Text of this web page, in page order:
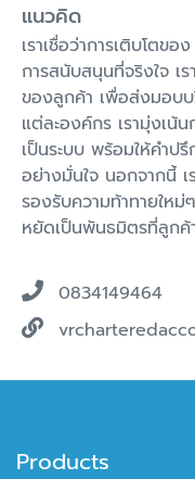
แนวคิด
เราเชื่อว่าการเติบโตข
การสนับสนุนที่จริงใจ เ
ของลูกค้า เพื่อส่งมอบ
แต่ละองค์กร เรามุ่งเน้
เป็นระบบ พร้อมให้คำป
อย่างมั่นใจ นอกจากนี้
รองรับความท้าทายให
หยัดเป็นพันธมิตรที่ลูกค้า
0834149464
Products